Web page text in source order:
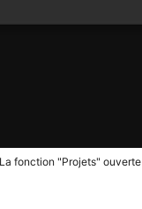
La fonction "Projets"